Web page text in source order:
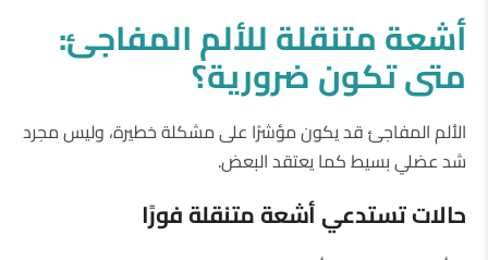
أشعةمتنقلةللألمالمفاجئ:
متىتكونضرورية؟
الألم المفاجئ قد يكون مؤشرًا على مشكلة خطيرة، وليس مجرد
شد عضلي بسيط كما يعتقد البعض.
حالاتتستدعيأشعةمتنقلةفورًا